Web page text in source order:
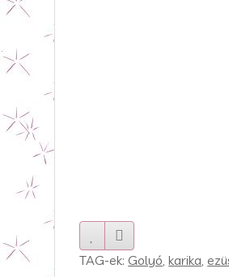
TAG-ek:Golyó,karika,